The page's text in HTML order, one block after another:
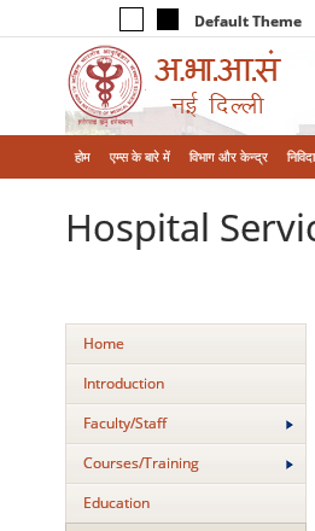
Default Theme
होम एम्‍स के बारे में विभाग और केन्‍द्र
Hospital
Home
Introduction
Faculty/Staff
Courses/Training
Education